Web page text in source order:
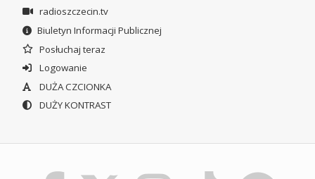
radioszczecin.tv
Biuletyn Informacji Publicznej
Posłuchaj teraz
Logowanie
DUŻA CZCIONKA
DUŻY KONTRAST